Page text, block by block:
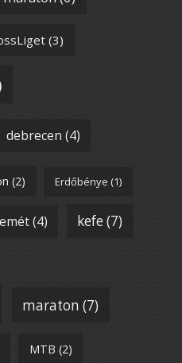
(3)
debrecen (4)
(2) Erdőbénye (1)
(4) kefe(7)
maraton (7)
MTB (2)